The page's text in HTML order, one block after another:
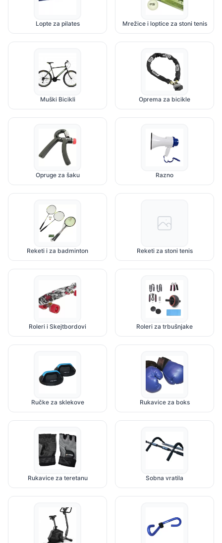
Lopte za pilates Mrežice i loptice za stoni tenis
Muški Bicikli Oprema za bicikle
Opruge za šaku Razno
Reketi i za badminton Reketi za stoni tenis
Roleri i Skejtbordovi Roleri za trbušnjake
Ručke za sklekove Rukavice za boks
Rukavice za teretanu Sobna vratila